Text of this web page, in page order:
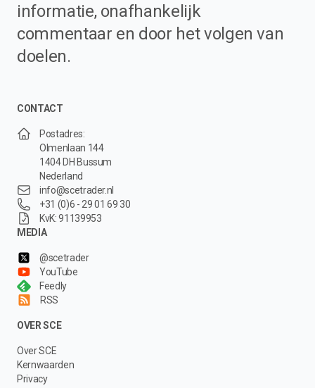
informatie, onafhankelijk
commentaar en door het volgen van
doelen.
CONTACT
Postadres:
Olmenlaan 144
1404 DH Bussum
Nederland
info@scetrader.nl
+31 (0)6 - 29 01 69 30
KvK: 91139953
MEDIA
@scetrader
YouTube
Feedly
RSS
OVER SCE
Over SCE
Kernwaarden
Privacy